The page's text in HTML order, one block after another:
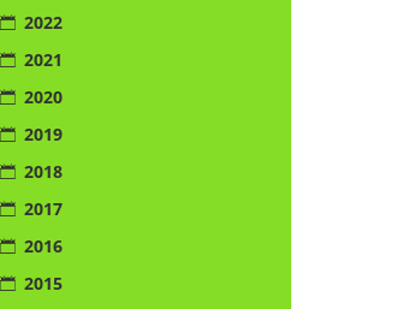
2022
2021
2020
2019
2018
2017
2016
2015